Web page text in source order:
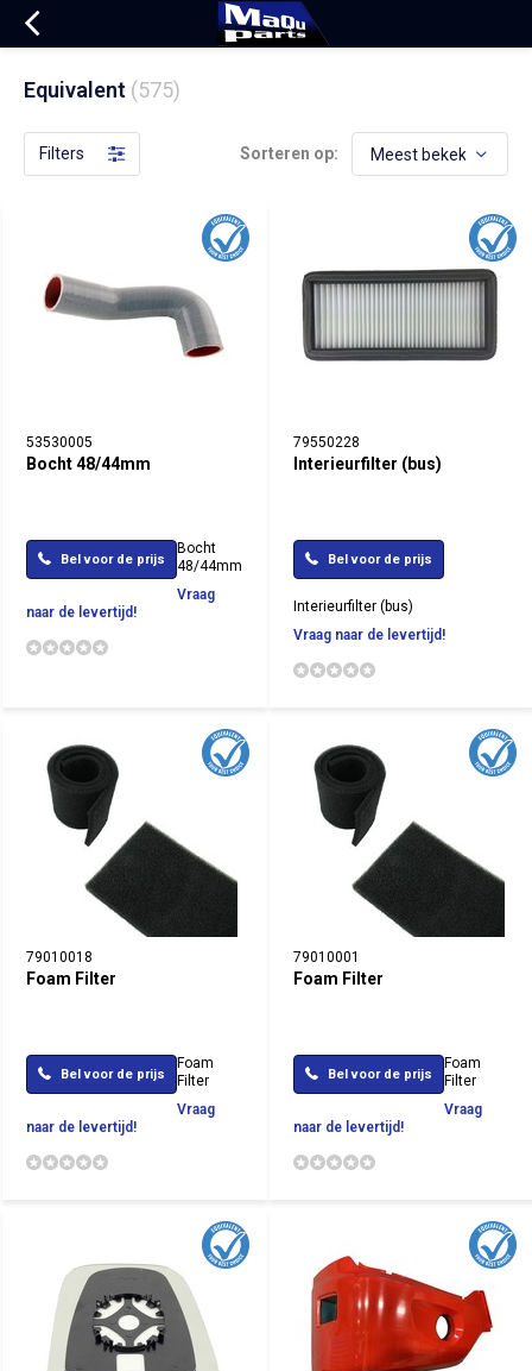
Equivalent (575)
Filters Sorteren op:
53530005
Bocht 48/44mm
Bel voor de prijs
Bocht
48/44mm
Vraag
naar de levertijd!
79550228
Interieurfilter (bus)
Bel voor de prijs
Interieurfilter (bus)
Vraag naar de levertijd!
79010018
Foam Filter
Bel voor de prijs
Foam
Filter
Vraag
naar de levertijd!
79010001
Foam Filter
Bel voor de prijs
Foam
Filter
Vraag
naar de levertijd!